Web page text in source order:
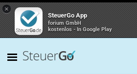
×
SteuerGo App
forium GmbH
kostenlos - In Google Play